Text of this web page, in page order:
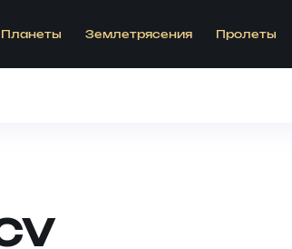
Планеты Землетрясения Пролеты